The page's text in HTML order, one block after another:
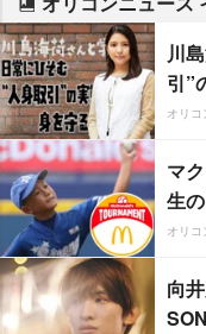
川
引”
オリコ
マ
生
オリコ
向